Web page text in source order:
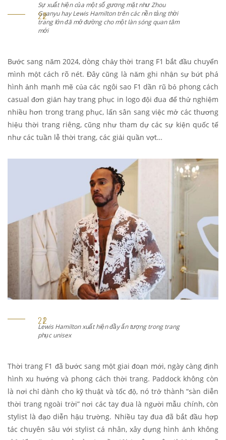
hiện của một số gương mặt như Zhou
hay Lewis Hamilton trên các nền tảng thời
đã mở đường cho một làn sóng quan tâm
Bước sang năm 2024, dòng chảy thời trang F1 bắt đầu chuyển
mình một cách rõ nét. Đây cũng là năm ghi nhận sự bứt phá
hình ảnh mạnh mẽ của các ngôi sao F1 dần rũ bỏ phong cách
casual đơn giản hay trang phục in logo đội đua để thử nghiệm
nhiều hơn trong trang phục, lấn sân sang việc mở các thương
hiệu thời trang riêng, cũng như tham dự các sự kiện quốc tế
như các tuần lễ thời trang, các giải quần vợt…
xuất hiện đầy ấn tượng trong trang
Thời trang F1 đã bước sang một giai đoạn mới, ngày càng định
hình xu hướng và phong cách thời trang. Paddock không còn
là nơi chỉ dành cho kỹ thuật và tốc độ, nó trở thành “sàn diễn
thời trang ngoài trời” nơi các tay đua là người mẫu chính, còn
stylist là đạo diễn hậu trường. Nhiều tay đua đã bắt đầu hợp
tác chuyên sâu với stylist cá nhân, xây dựng hình ảnh không